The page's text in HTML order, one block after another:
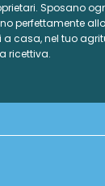
Sposano
perfettamente
a casa, nel tuo
ricettiva.